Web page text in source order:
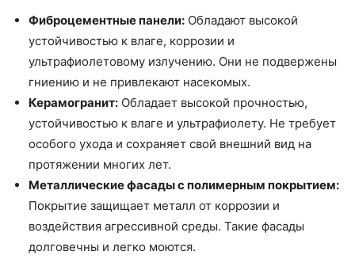
Фиброцементные панели: Обладают высокой
устойчивостью к влаге, коррозии и
ультрафиолетовому излучению. Они не подвержены
гниению и не привлекают насекомых.
Керамогранит: Обладает высокой прочностью,
устойчивостью к влаге и ультрафиолету. Не требует
особого ухода и сохраняет свой внешний вид на
протяжении многих лет.
Металлические фасады с полимерным покрытием:
Покрытие защищает металл от коррозии и
воздействия агрессивной среды. Такие фасады
долговечны и легко моются.